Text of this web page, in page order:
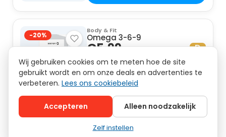
-20%
Body & Fit
Omega 3-6-9
€5,99€7,49 D
Bekijk product
-10%
UPFRONT
Creatine
4.841× verkocht
€8,10€9,00
Wij gebruiken cookies om te meten hoe de site
gebruikt wordt en om onze deals en advertenties te
verbeteren. Lees ons cookiebeleid
Accepteren Alleen noodzakelijk
Zelf instellen